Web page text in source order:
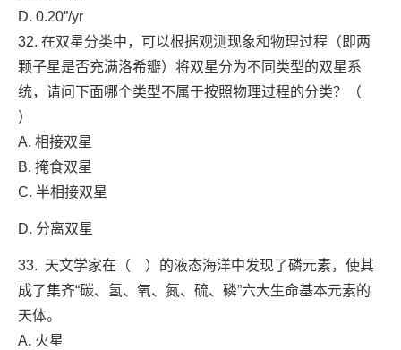
D. 0.20”/yr
32. 在双星分类中，可以根据观测现象和物理过程（即两
颗子星是否充满洛希瓣）将双星分为不同类型的双星系
统，请问下面哪个类型不属于按照物理过程的分类？（
）
A. 相接双星
B. 掩食双星
C. 半相接双星
D. 分离双星
33. 天文学家在（ ）的液态海洋中发现了磷元素，使其
成了集齐“碳、氢、氧、氮、硫、磷”六大生命基本元素的
天体。
A. 火星